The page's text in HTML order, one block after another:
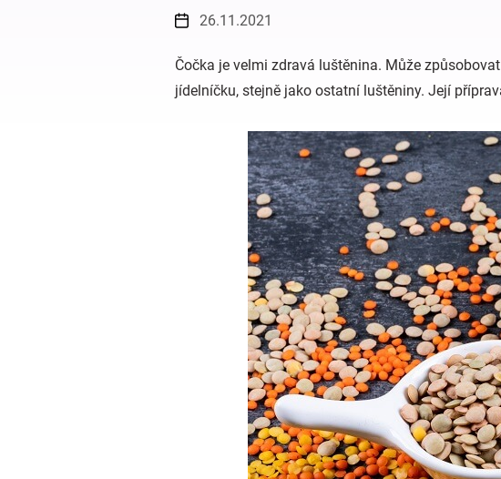
26.11.2021
Čočka je velmi zdravá luštěnina. Může
jídelníčku, stejně jako ostatní luštěniny. Její